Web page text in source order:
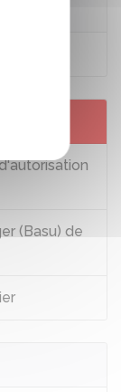
16
(Basu) de